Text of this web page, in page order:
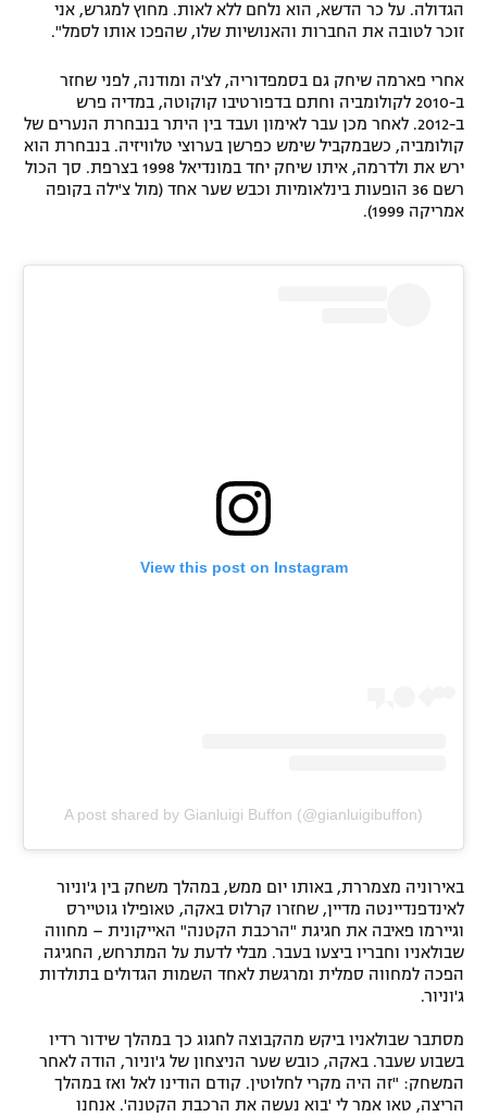
רשיון להקרנה פומבית לבית עסק
הצטרפות לחבילת הערוצים
לוח דרושים – ג'ובנט
תגיות
הגדולה. על כר הדשא, הוא נלחם ללא לאות. מחוץ למגרש, אני
זוכר לטובה את החברות והאנושיות שלו, שהפכו אותו לסמל".
אחרי פארמה שיחק גם בסמפדוריה, לצ'ה ומודנה, לפני שחזר
ב-2010 לקולומביה וחתם בדפורטיבו קוקוטה, במדיה פרש
ב-2012. לאחר מכן עבר לאימון ועבד בין היתר בנבחרת הנערים של
קולומביה, כשבמקביל שימש כפרשן בערוצי טלוויזיה. בנבחרת הוא
ירש את ולדרמה, איתו שיחק יחד במונדיאל 1998 בצרפת. סך הכול
רשם 36 הופעות בינלאומיות וכבש שער אחד (מול צ'ילה בקופה
אמריקה 1999).
View this post on Instagram
A post shared by Gianluigi Buffon (@gianluigibuffon)
באירוניה מצמררת, באותו יום ממש, במהלך משחק בין ג'וניור
לאינדפנדיינטה מדיין, שחזרו קרלוס באקה, טאופילו גוטיירס
וגיירמו פאיבה את חגיגת "הרכבת הקטנה" האייקונית – מחווה
שבולאניו וחבריו ביצעו בעבר. מבלי לדעת על המתרחש, החגיגה
הפכה למחווה סמלית ומרגשת לאחד השמות הגדולים בתולדות
ג'וניור.
מסתבר שבולאניו ביקש מהקבוצה לחגוג כך במהלך שידור רדיו
בשבוע שעבר. באקה, כובש שער הניצחון של ג'וניור, הודה לאחר
המשחק: "זה היה מקרי לחלוטין. קודם הודינו לאל ואז במהלך
הריצה, טאו אמר לי 'בוא נעשה את הרכבת הקטנה'. אנחנו